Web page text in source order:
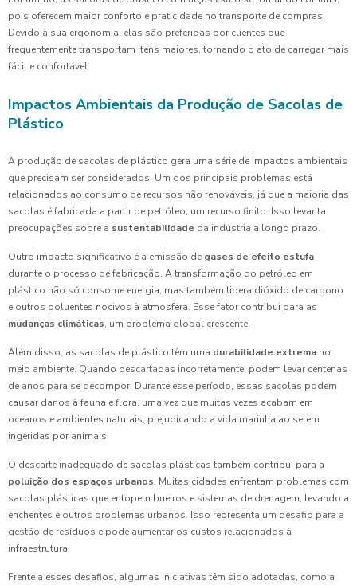
pois oferecem maior conforto e praticidade no transporte de compras.
Devido à sua ergonomia, elas são preferidas por clientes que
frequentemente transportam itens maiores, tornando o ato de carregar mais
fácil e confortável.
Impactos Ambientais da Produção de Sacolas de
Plástico
A produção de sacolas de plástico gera uma série de impactos ambientais
que precisam ser considerados. Um dos principais problemas está
relacionados ao consumo de recursos não renováveis, já que a maioria das
sacolas é fabricada a partir de petróleo, um recurso finito. Isso levanta
preocupações sobre a sustentabilidade da indústria a longo prazo.
Outro impacto significativo é a emissão de gases de efeito estufa
durante o processo de fabricação. A transformação do petróleo em
plástico não só consome energia, mas também libera dióxido de carbono
e outros poluentes nocivos à atmosfera. Esse fator contribui para as
mudanças climáticas, um problema global crescente.
Além disso, as sacolas de plástico têm uma durabilidade extrema no
meio ambiente. Quando descartadas incorretamente, podem levar centenas
de anos para se decompor. Durante esse período, essas sacolas podem
causar danos à fauna e flora, uma vez que muitas vezes acabam em
oceanos e ambientes naturais, prejudicando a vida marinha ao serem
ingeridas por animais.
O descarte inadequado de sacolas plásticas também contribui para a
poluição dos espaços urbanos. Muitas cidades enfrentam problemas com
sacolas plásticas que entopem bueiros e sistemas de drenagem, levando a
enchentes e outros problemas urbanos. Isso representa um desafio para a
gestão de resíduos e pode aumentar os custos relacionados à
infraestrutura.
Frente a esses desafios, algumas iniciativas têm sido adotadas, como a